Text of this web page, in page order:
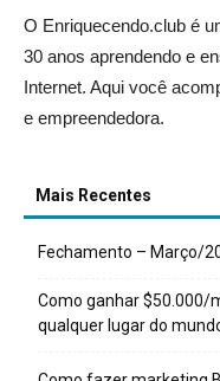
O Enriquecendo.club é
30 anos aprendendo e
Internet. Aqui você
e empreendedora.
Mais Recentes
Fechamento – Março/
Como ganhar $50.000/
qualquer lugar do